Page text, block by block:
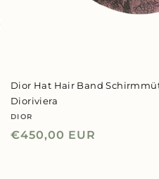
Dior Hat Hair Band
Dioriviera
Anbieter:
DIOR
Normaler
€450,00 EUR